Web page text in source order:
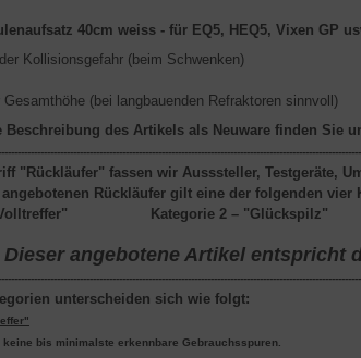
40cm weiss - für EQ5, HEQ5, Vixen GP
Kollisionsgefahr (beim Schwenken)
Gesamthöhe (bei langbauenden Refraktoren sinnvoll)
Beschreibung des Artikels als Neuware finden Sie
"Rückläufer" fassen wir Ausssteller, Testgeräte,
Rückläufer gilt eine der folgenden vier
Kategorie 2 –
Dieser angebotene Artikel entspricht
unterscheiden sich wie folgt:
bis minimalste erkennbare Gebrauchsspuren.